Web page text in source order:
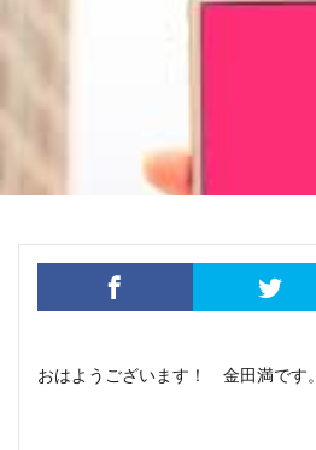
おはようございます！ 金田満です。